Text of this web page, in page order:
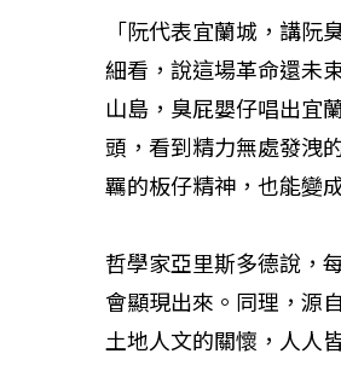
「阮代表宜蘭城，講
細看，說這場革命還未
山島，臭屁嬰仔唱出宜
頭，看到精力無處發洩
羈的板仔精神，也能變
哲學家亞里斯多德說，
會顯現出來。同理，源
土地人文的關懷，人人